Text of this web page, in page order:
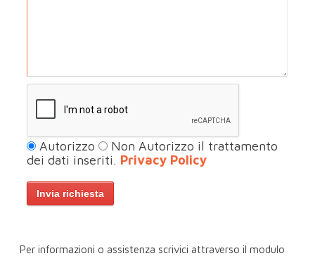
Autorizzo
Non Autorizzo il trattamento
dei dati inseriti. Privacy Policy
Per informazioni o assistenza scrivici attraverso il modulo